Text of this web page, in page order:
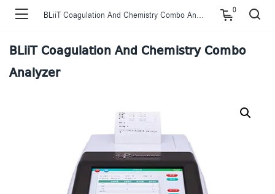
BLiiT Coagulation And Chemistry Combo Analyzer 0
BLiiT Coagulation And Chemistry Combo
Analyzer